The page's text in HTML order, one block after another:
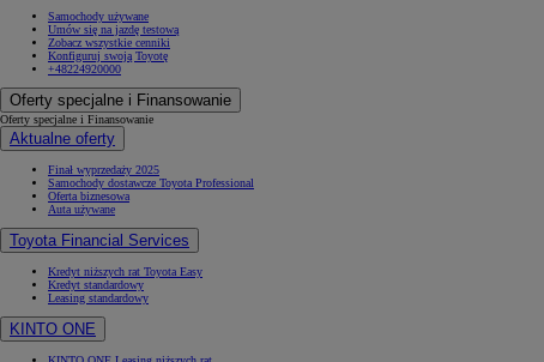
Samochody używane
Umów się na jazdę testową
Zobacz wszystkie cenniki
Konfiguruj swoją Toyotę
+48224920000
Oferty specjalne i Finansowanie
Oferty specjalne i Finansowanie
Aktualne oferty
Finał wyprzedaży 2025
Samochody dostawcze Toyota Professional
Oferta biznesowa
Auta używane
Toyota Financial Services
Kredyt niższych rat Toyota Easy
Kredyt standardowy
Leasing standardowy
KINTO ONE